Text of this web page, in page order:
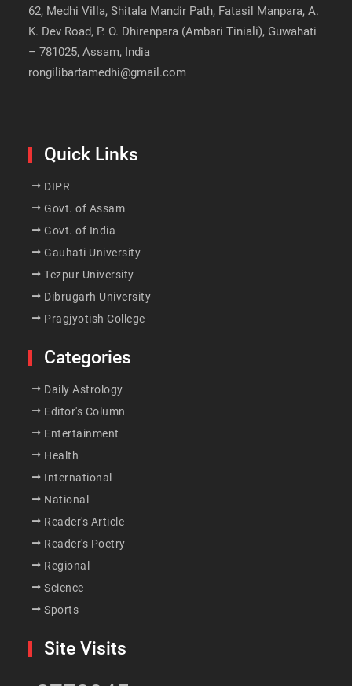
62, Medhi Villa, Shitala Mandir Path, Fatasil Manpara, A.
K. Dev Road, P. O. Dhirenpara (Ambari Tiniali), Guwahati
– 781025, Assam, India
rongilibartamedhi@gmail.com
Quick Links
DIPR
Govt. of Assam
Govt. of India
Gauhati University
Tezpur University
Dibrugarh University
Pragjyotish College
Categories
Daily Astrology
Editor's Column
Entertainment
Health
International
National
Reader's Article
Reader's Poetry
Regional
Science
Sports
Site Visits